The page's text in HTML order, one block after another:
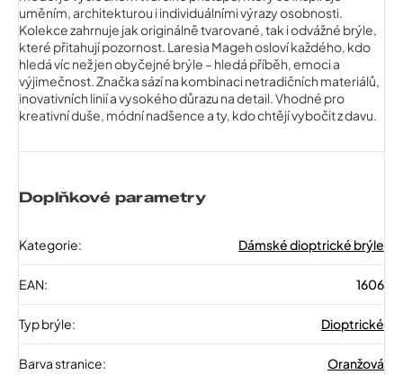
uměním, architekturou i individuálními výrazy osobnosti.
Kolekce zahrnuje jak originálně tvarované, tak i odvážné brýle,
které přitahují pozornost. Laresia Mageh osloví každého, kdo
hledá víc než jen obyčejné brýle – hledá příběh, emoci a
výjimečnost. Značka sází na kombinaci netradičních materiálů,
inovativních linií a vysokého důrazu na detail. Vhodné pro
kreativní duše, módní nadšence a ty, kdo chtějí vybočit z davu.
Doplňkové parametry
Kategorie: Dámské dioptrické brýle
EAN: 1606
Typ brýle: Dioptrické
Barva stranice: Oranžová